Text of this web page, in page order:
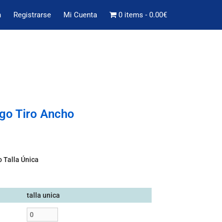
Registrarse Mi Cuenta 0 items 0.00€
Tiro Ancho
Talla Única
talla unica